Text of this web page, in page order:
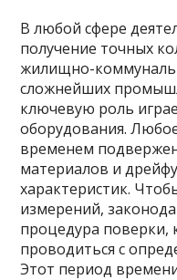
В любой сфере
получение точных
жилищно-
сложнейших
ключевую роль
оборудования.
временем
материалов и
характеристик.
измерений,
процедура поверки,
проводиться с
Этот период